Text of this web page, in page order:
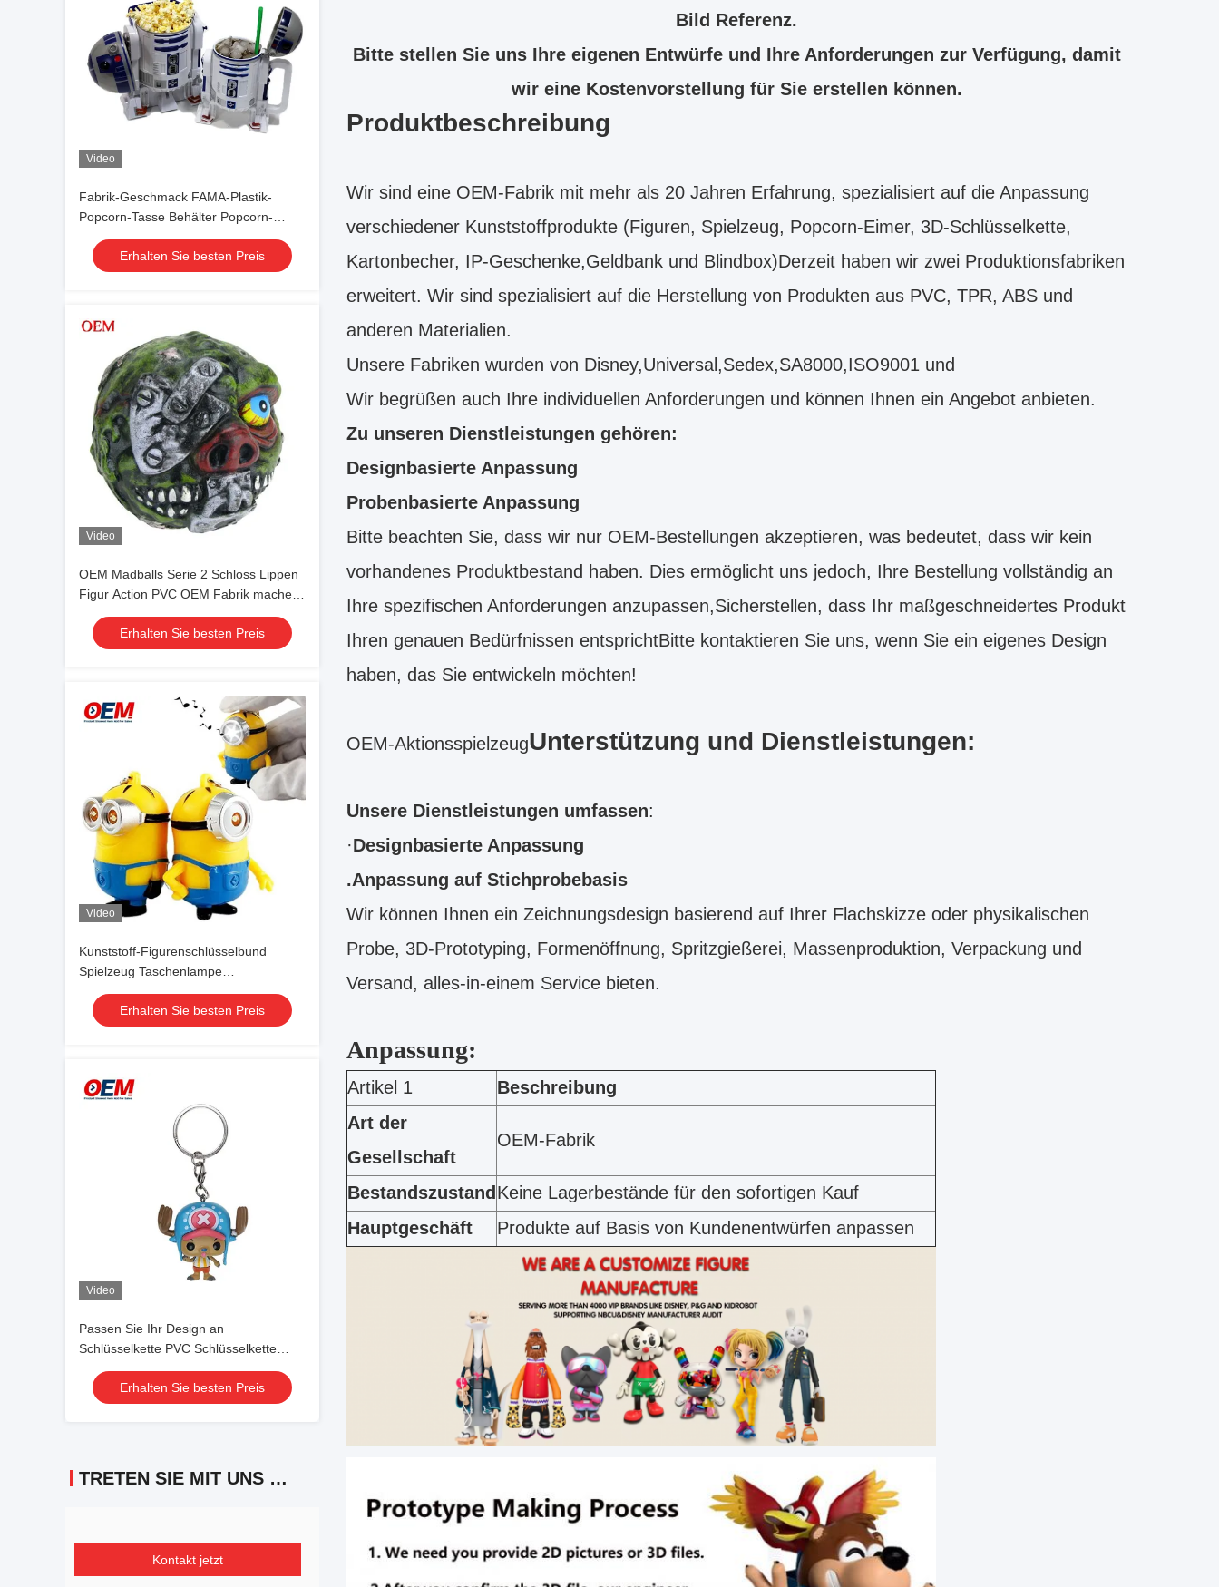
Video
Fabrik-Geschmack FAMA-Plastik-
Popcorn-Tasse Behälter Popcorn-
Eimer mit Deckel
Erhalten Sie besten Preis
Video
OEM Madballs Serie 2 Schloss Lippen
Figur Action PVC OEM Fabrik machen
PVC Spielzeug
Erhalten Sie besten Preis
Video
Kunststoff-Figurenschlüsselbund
Spielzeug Taschenlampe
Schlüsselbund
Erhalten Sie besten Preis
Video
Passen Sie Ihr Design an
Schlüsselkette PVC Schlüsselkette
Weichherstellung
Erhalten Sie besten Preis
TRETEN SIE MIT UNS IN VERBINDUNG
Kontakt jetzt
Bild Referenz.
Bitte stellen Sie uns Ihre eigenen Entwürfe und Ihre Anforderungen zur Verfügung, damit
wir eine Kostenvorstellung für Sie erstellen können.
Produktbeschreibung
Wir sind eine OEM-Fabrik mit mehr als 20 Jahren Erfahrung, spezialisiert auf die Anpassung
verschiedener Kunststoffprodukte (Figuren, Spielzeug, Popcorn-Eimer, 3D-Schlüsselkette,
Kartonbecher, IP-Geschenke,Geldbank und Blindbox)Derzeit haben wir zwei Produktionsfabriken
erweitert. Wir sind spezialisiert auf die Herstellung von Produkten aus PVC, TPR, ABS und
anderen Materialien.
Unsere Fabriken wurden von Disney,Universal,Sedex,SA8000,ISO9001 und
Wir begrüßen auch Ihre individuellen Anforderungen und können Ihnen ein Angebot anbieten.
Zu unseren Dienstleistungen gehören:
Designbasierte Anpassung
Probenbasierte Anpassung
Bitte beachten Sie, dass wir nur OEM-Bestellungen akzeptieren, was bedeutet, dass wir kein
vorhandenes Produktbestand haben. Dies ermöglicht uns jedoch, Ihre Bestellung vollständig an
Ihre spezifischen Anforderungen anzupassen,Sicherstellen, dass Ihr maßgeschneidertes Produkt
Ihren genauen Bedürfnissen entsprichtBitte kontaktieren Sie uns, wenn Sie ein eigenes Design
haben, das Sie entwickeln möchten!
OEM-AktionsspielzeugUnterstützung und Dienstleistungen:
Unsere Dienstleistungen umfassen:
·Designbasierte Anpassung
.Anpassung auf Stichprobebasis
Wir können Ihnen ein Zeichnungsdesign basierend auf Ihrer Flachskizze oder physikalischen
Probe, 3D-Prototyping, Formenöffnung, Spritzgießerei, Massenproduktion, Verpackung und
Versand, alles-in-einem Service bieten.
Anpassung:
Artikel 1
Beschreibung
Art der
Gesellschaft
OEM-Fabrik
Bestandszustand Keine Lagerbestände für den sofortigen Kauf
Hauptgeschäft
Produkte auf Basis von Kundenentwürfen anpassen